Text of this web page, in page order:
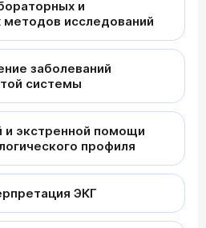
и
методов исследований
заболеваний
системы
и экстренной помощи
профиля
ЭКГ